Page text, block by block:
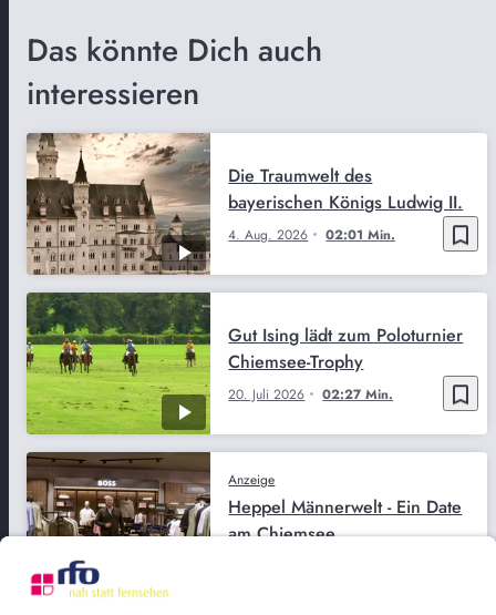
Das könnte Dich auch
interessieren
bookmark_border
4. Aug. 2026 02:01 Min.
Die Traumwelt des
bayerischen Königs Ludwig II.
bookmark_border
20. Juli 2026 02:27 Min.
Gut Ising lädt zum Poloturnier
Chiemsee-Trophy
Anzeige
Heppel Männerwelt - Ein Date
am Chiemsee